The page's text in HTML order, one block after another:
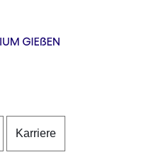
Direkt zum Kopf der
Direkt zum Inhalt
Direkt zum Fuß der
Karriere